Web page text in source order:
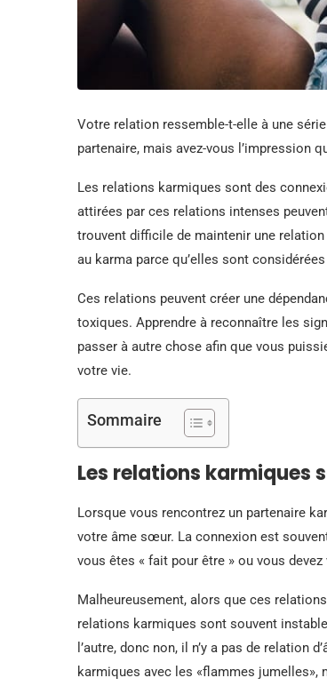
Votre relation ressemble-t-elle à une
partenaire, mais avez-vous l’impression
Les relations karmiques sont des
attirées par ces relations intenses
trouvent difficile de maintenir une
au karma parce qu’elles sont
Ces relations peuvent créer une
toxiques. Apprendre à reconnaître les
passer à autre chose afin que vous
votre vie.
Sommaire
Les relations karmiques
Lorsque vous rencontrez un partenaire
votre âme sœur. La connexion est
vous êtes « fait pour être » ou vous
Malheureusement, alors que ces
relations karmiques sont souvent
l’autre, donc non, il n’y a pas de
karmiques avec les «flammes jumelles»,